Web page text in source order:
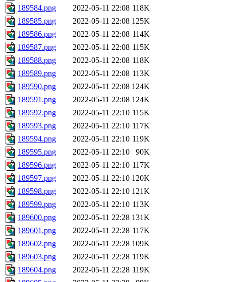
189584.png
2022-05-11 22:08 118K
189585.png
2022-05-11 22:08 125K
189586.png
2022-05-11 22:08 114K
189587.png
2022-05-11 22:08 115K
189588.png
2022-05-11 22:08 118K
189589.png
2022-05-11 22:08 113K
189590.png
2022-05-11 22:08 124K
189591.png
2022-05-11 22:08 124K
189592.png
2022-05-11 22:10 115K
189593.png
2022-05-11 22:10 117K
189594.png
2022-05-11 22:10 119K
189595.png
2022-05-11 22:10
90K
189596.png
2022-05-11 22:10 117K
189597.png
2022-05-11 22:10 120K
189598.png
2022-05-11 22:10 121K
189599.png
2022-05-11 22:10 113K
189600.png
2022-05-11 22:28 131K
189601.png
2022-05-11 22:28 117K
189602.png
2022-05-11 22:28 109K
189603.png
2022-05-11 22:28 119K
189604.png
2022-05-11 22:28 119K